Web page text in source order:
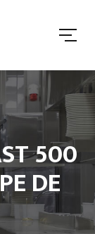
500
DE